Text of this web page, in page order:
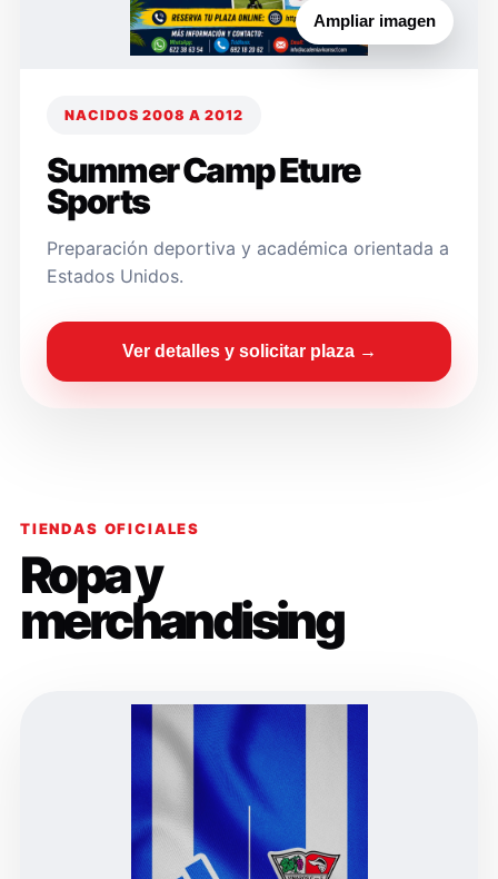
Ampliar imagen
NACIDOS 2008 A 2012
Summer Camp Eture
Sports
Preparación deportiva y académica orientada a
Estados Unidos.
Ver detalles y solicitar plaza →
TIENDAS OFICIALES
Ropa y
merchandising